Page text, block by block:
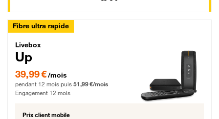
Fibre ultra rapide
Livebox Up Fibre
Livebox
Up
39,99 € par mois pendant 12 mois puis 51,99 € par mois, Engagement 12 mois
39,99 €/mois
pendant 12 mois puis 51,99 €/mois
Engagement 12 mois
Prix client mobile